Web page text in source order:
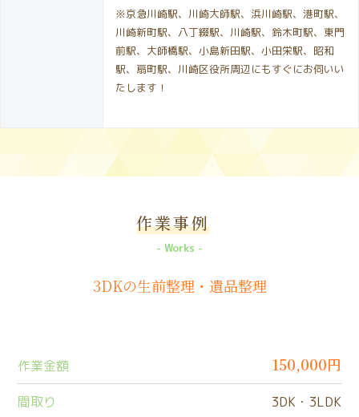
※京急川崎駅、川崎大師駅、浜川崎駅、港町駅、
川崎新町駅、八丁綴駅、川崎駅、鈴木町駅、東門
前駅、大師橋駅、小島新田駅、小田栄駅、昭和
駅、扇町駅、川崎区役所周辺にもすぐにお伺いい
たします！
作業事例
Works
3DKの生前整理・遺品整理
作業金額 150,000円
間取り 3DK・3LDK